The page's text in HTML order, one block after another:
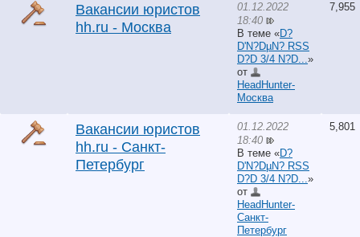
Вакансии юристов
hh.ru - Москва
01.12.2022
18:40
В теме «D?
D'N?DµN? RSS
D?D 3/4 N?D... »
от
HeadHunter-
Москва
7,955
Вакансии юристов
hh.ru - Санкт-
Петербург
01.12.2022
18:40
В теме «D?
D'N?DµN? RSS
D?D 3/4 N?D... »
от
HeadHunter-
Санкт-
Петербург
5,801